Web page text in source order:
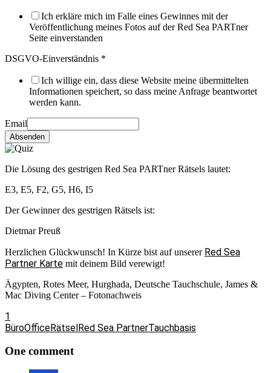
Ich erkläre mich im Falle eines Gewinnes mit der
Veröffentlichung meines Fotos auf der Red Sea PARTner
Seite einverstanden
DSGVO-Einverständnis *
Ich willige ein, dass diese Website meine übermittelten
Informationen speichert, so dass meine Anfrage beantwortet
werden kann.
Email
Absenden
Die Lösung des gestrigen Red Sea PARTner Rätsels lautet:
E3, E5, F2, G5, H6, I5
Der Gewinner des gestrigen Rätsels ist:
Dietmar Preuß
Herzlichen Glückwunsch! In Kürze bist auf unserer Red Sea
Partner Karte mit deinem Bild verewigt!
Ägypten, Rotes Meer, Hurghada, Deutsche Tauchschule, James &
Mac Diving Center – Fotonachweis
1
BüroOfficeRätselRed Sea PartnerTauchbasis
One comment